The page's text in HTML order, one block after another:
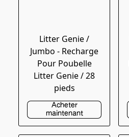
Litter Genie /
Jumbo - Recharge
Pour Poubelle
Litter Genie / 28
pieds
Acheter
maintenant